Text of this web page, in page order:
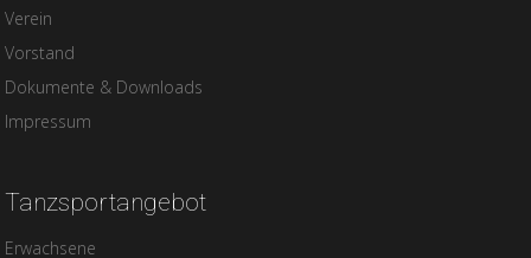
Verein
Vorstand
Dokumente & Downloads
Impressum
Tanzsportangebot
Erwachsene